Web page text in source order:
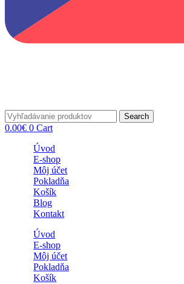
Search
0.00€ 0 Cart
Úvod
E-shop
Môj účet
Pokladňa
Košík
Blog
Kontakt
Úvod
E-shop
Môj účet
Pokladňa
Košík